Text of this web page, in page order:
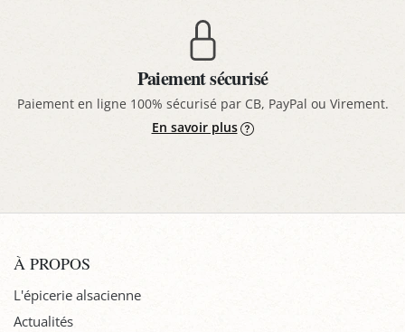
Paiement sécurisé
Paiement en ligne 100% sécurisé par CB, PayPal ou Virement.
En savoir plus
À PROPOS
L'épicerie alsacienne
Actualités